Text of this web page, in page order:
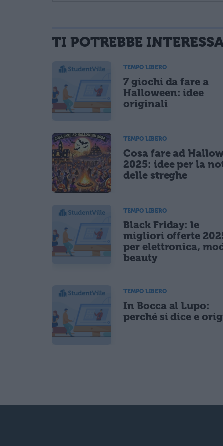
informativa privacy
. Pubblicando questo commento dai il consenso
Ho letto e acconsento l' informativa sulla privacy
Acconsento all'uso dei miei dati da parte di terzi per
CONFERMA E PUBBLICA
TI POTREBBE
TEMPO LIBERO
7 giochi da fare a
Halloween: idee
originali
TEMPO LIBERO
Cosa fare ad
2025: idee per la
delle streghe
TEMPO LIBERO
Black Friday: le
migliori offerte
per elettronica,
beauty
TEMPO LIBERO
In Bocca al Lupo:
perché si dice e